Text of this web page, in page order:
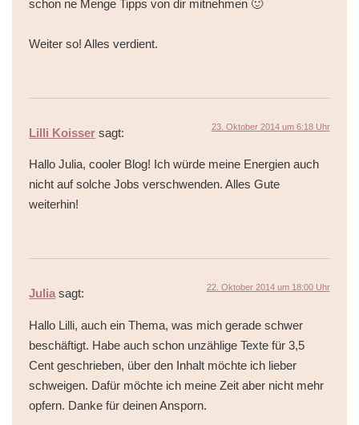
schon ne Menge Tipps von dir mitnehmen 🙂
Weiter so! Alles verdient.
Lilli Koisser sagt: 23. Oktober 2014 um 6:18 Uhr
Hallo Julia, cooler Blog! Ich würde meine Energien auch
nicht auf solche Jobs verschwenden. Alles Gute
weiterhin!
Julia sagt: 22. Oktober 2014 um 18:00 Uhr
Hallo Lilli, auch ein Thema, was mich gerade schwer
beschäftigt. Habe auch schon unzählige Texte für 3,5
Cent geschrieben, über den Inhalt möchte ich lieber
schweigen. Dafür möchte ich meine Zeit aber nicht mehr
opfern. Danke für deinen Ansporn.